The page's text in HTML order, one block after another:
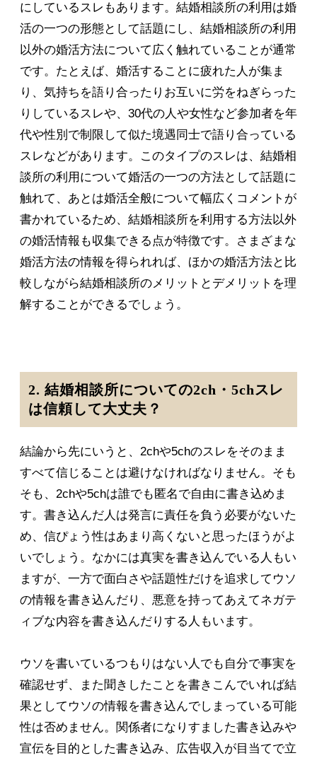
にしているスレもあります。結婚相談所の利用は婚
活の一つの形態として話題にし、結婚相談所の利用
以外の婚活方法について広く触れていることが通常
です。たとえば、婚活することに疲れた人が集ま
り、気持ちを語り合ったりお互いに労をねぎらった
りしているスレや、30代の人や女性など参加者を年
代や性別で制限して似た境遇同士で語り合っている
スレなどがあります。このタイプのスレは、結婚相
談所の利用について婚活の一つの方法として話題に
触れて、あとは婚活全般について幅広くコメントが
書かれているため、結婚相談所を利用する方法以外
の婚活情報も収集できる点が特徴です。さまざまな
婚活方法の情報を得られれば、ほかの婚活方法と比
較しながら結婚相談所のメリットとデメリットを理
解することができるでしょう。
2. 結婚相談所についての2ch・5chスレ
は信頼して大丈夫？
結論から先にいうと、2chや5chのスレをそのまま
すべて信じることは避けなければなりません。そも
そも、2chや5chは誰でも匿名で自由に書き込めま
す。書き込んだ人は発言に責任を負う必要がないた
め、信ぴょう性はあまり高くないと思ったほうがよ
いでしょう。なかには真実を書き込んでいる人もい
ますが、一方で面白さや話題性だけを追求してウソ
の情報を書き込んだり、悪意を持ってあえてネガテ
ィブな内容を書き込んだりする人もいます。
ウソを書いているつもりはない人でも自分で事実を
確認せず、また聞きしたことを書きこんでいれば結
果としてウソの情報を書き込んでしまっている可能
性は否めません。関係者になりすました書き込みや
宣伝を目的とした書き込み、広告収入が目当てで立